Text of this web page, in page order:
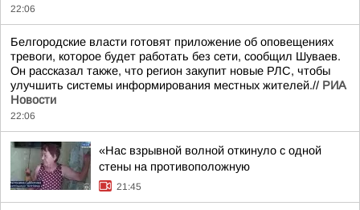
22:06
Белгородские власти готовят приложение об оповещениях
тревоги, которое будет работать без сети, сообщил Шуваев.
Он рассказал также, что регион закупит новые РЛС, чтобы
улучшить системы информирования местных жителей.// РИА
Новости
22:06
«Нас взрывной волной откинуло с одной
стены на противоположную
21:45